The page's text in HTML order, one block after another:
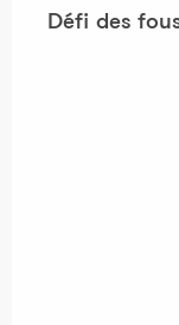
Défi des